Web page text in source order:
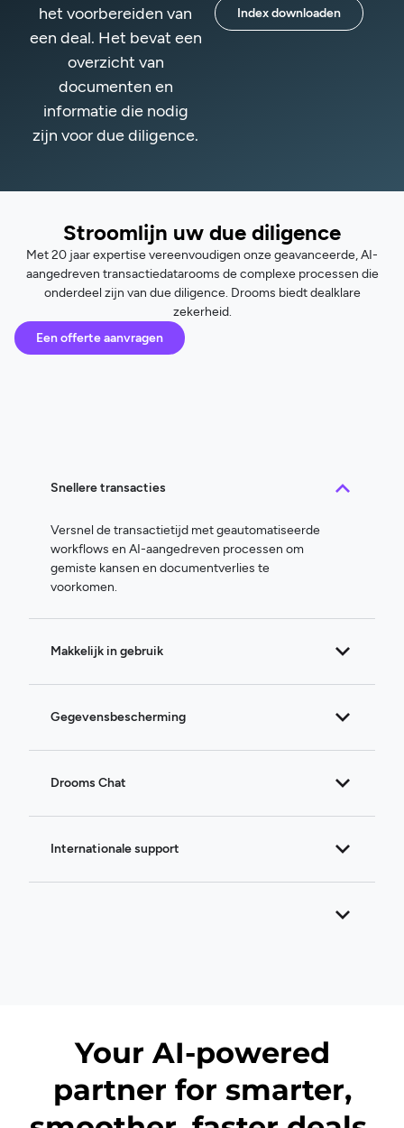
het voorbereiden van
een deal. Het bevat een
overzicht van
documenten en
informatie die nodig
zijn voor due diligence.
Index downloaden
Stroomlijn uw due diligence
Met 20 jaar expertise vereenvoudigen onze geavanceerde, AI-
aangedreven transactiedatarooms de complexe processen die
onderdeel zijn van due diligence. Drooms biedt dealklare
zekerheid.
Een offerte aanvragen
Snellere transacties
Versnel de transactietijd met geautomatiseerde
workflows en AI-aangedreven processen om
gemiste kansen en documentverlies te
voorkomen.
Makkelijk in gebruik
Gegevensbescherming
Drooms Chat
Internationale support
Your AI-powered
partner for smarter,